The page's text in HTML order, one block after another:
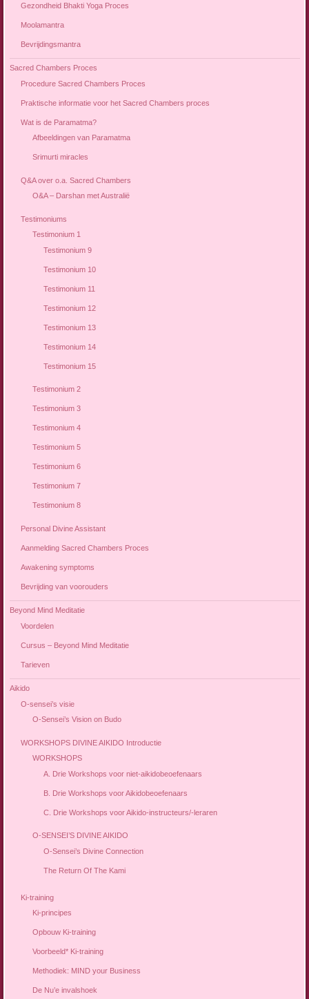
Gezondheid Bhakti Yoga Proces
Moolamantra
Bevrijdingsmantra
Sacred Chambers Proces
Procedure Sacred Chambers Proces
Praktische informatie voor het Sacred Chambers proces
Wat is de Paramatma?
Afbeeldingen van Paramatma
Srimurti miracles
Q&A over o.a. Sacred Chambers
O&A – Darshan met Australië
Testimoniums
Testimonium 1
Testimonium 9
Testimonium 10
Testimonium 11
Testimonium 12
Testimonium 13
Testimonium 14
Testimonium 15
Testimonium 2
Testimonium 3
Testimonium 4
Testimonium 5
Testimonium 6
Testimonium 7
Testimonium 8
Personal Divine Assistant
Aanmelding Sacred Chambers Proces
Awakening symptoms
Bevrijding van voorouders
Beyond Mind Meditatie
Voordelen
Cursus – Beyond Mind Meditatie
Tarieven
Aikido
O-sensei’s visie
O-Sensei’s Vision on Budo
WORKSHOPS DIVINE AIKIDO Introductie
WORKSHOPS
A. Drie Workshops voor niet-aikidobeoefenaars
B. Drie Workshops voor Aikidobeoefenaars
C. Drie Workshops voor Aikido-instructeurs/-leraren
O-SENSEI’S DIVINE AIKIDO
O-Sensei’s Divine Connection
The Return Of The Kami
Ki-training
Ki-principes
Opbouw Ki-training
Voorbeeld* Ki-training
Methodiek: MIND your Business
De Nu’e invalshoek